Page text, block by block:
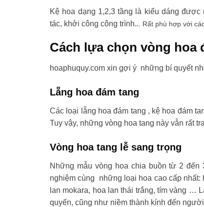
Kệ hoa dạng 1,2,3 tầng là kiểu dáng
tác, khởi công công trình.. . Rất phù hợp với
Cách lựa chọn vòng hoa
hoaphuquy.com xin gợi ý những bí quyết
Lẵng hoa đám tang
Các loại lẵng hoa đám tang , kệ hoa đám
Tuy vậy, những vòng hoa tang này vẫn rất
Vòng hoa tang lễ sang trọng
Những mẫu vòng hoa chia buồn từ 2
nghiệm cùng những loại hoa cao cấp nhất:
lan mokara, hoa lan thái trắng, tím vàng …
quyến, cũng như niềm thành kính đến